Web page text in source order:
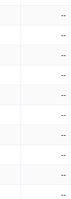
--
--
--
--
--
--
--
--
--
--